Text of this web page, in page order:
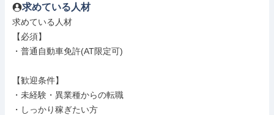
求めている人材
求めている人材
【必須】
・普通自動車免許(AT限定可)
【歓迎条件】
・未経験・異業種からの転職
・しっかり稼ぎたい方